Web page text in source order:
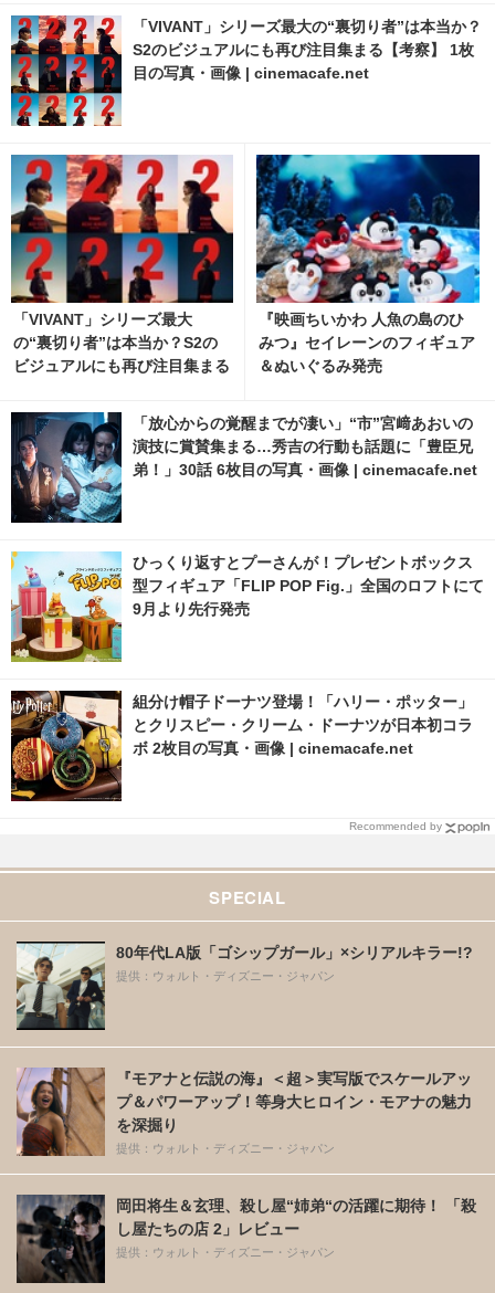
「VIVANT」シリーズ最大の“裏切り者”は本当か？
S2のビジュアルにも再び注目集まる【考察】 1枚
目の写真・画像 | cinemacafe.net
「VIVANT」シリーズ最大
の“裏切り者”は本当か？S2の
ビジュアルにも再び注目集まる
『映画ちいかわ 人魚の島のひ
みつ』セイレーンのフィギュア
＆ぬいぐるみ発売
「放心からの覚醒までが凄い」“市”宮﨑あおいの
演技に賞賛集まる…秀吉の行動も話題に「豊臣兄
弟！」30話 6枚目の写真・画像 | cinemacafe.net
ひっくり返すとプーさんが！プレゼントボックス
型フィギュア「FLIP POP Fig.」全国のロフトにて
9月より先行発売
組分け帽子ドーナツ登場！「ハリー・ポッター」
とクリスピー・クリーム・ドーナツが日本初コラ
ボ 2枚目の写真・画像 | cinemacafe.net
Recommended by
SPECIAL
80年代LA版「ゴシップガール」×シリアルキラー!?
提供：ウォルト・ディズニー・ジャパン
『モアナと伝説の海』＜超＞実写版でスケールアッ
プ＆パワーアップ！等身大ヒロイン・モアナの魅力
を深掘り
提供：ウォルト・ディズニー・ジャパン
岡田将生＆玄理、殺し屋“姉弟“の活躍に期待！ 「殺
し屋たちの店 2」レビュー
提供：ウォルト・ディズニー・ジャパン